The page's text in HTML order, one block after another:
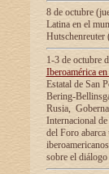
8 de octubre
Latina en el
1-3 de octubre
Iberoamérica
Estatal de San
Bering-
Rusia,
Internacional
del Foro
sobre el